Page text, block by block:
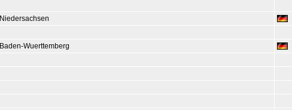
Niedersachsen
Baden-Wuerttemberg